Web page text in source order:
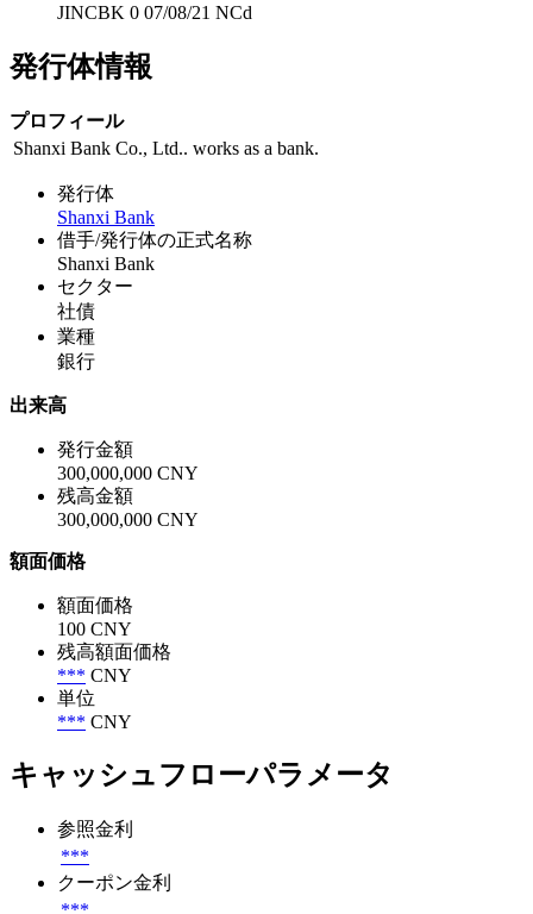
JINCBK 0 07/08/21 NCd
発行体情報
プロフィール
Shanxi Bank Co., Ltd.. works as a bank.
発行体
Shanxi Bank
借手/発行体の正式名称
Shanxi Bank
セクター
社債
業種
銀行
出来高
発行金額
300,000,000 CNY
残高金額
300,000,000 CNY
額面価格
額面価格
100 CNY
残高額面価格
*** CNY
単位
*** CNY
キャッシュフローパラメータ
参照金利
***
クーポン金利